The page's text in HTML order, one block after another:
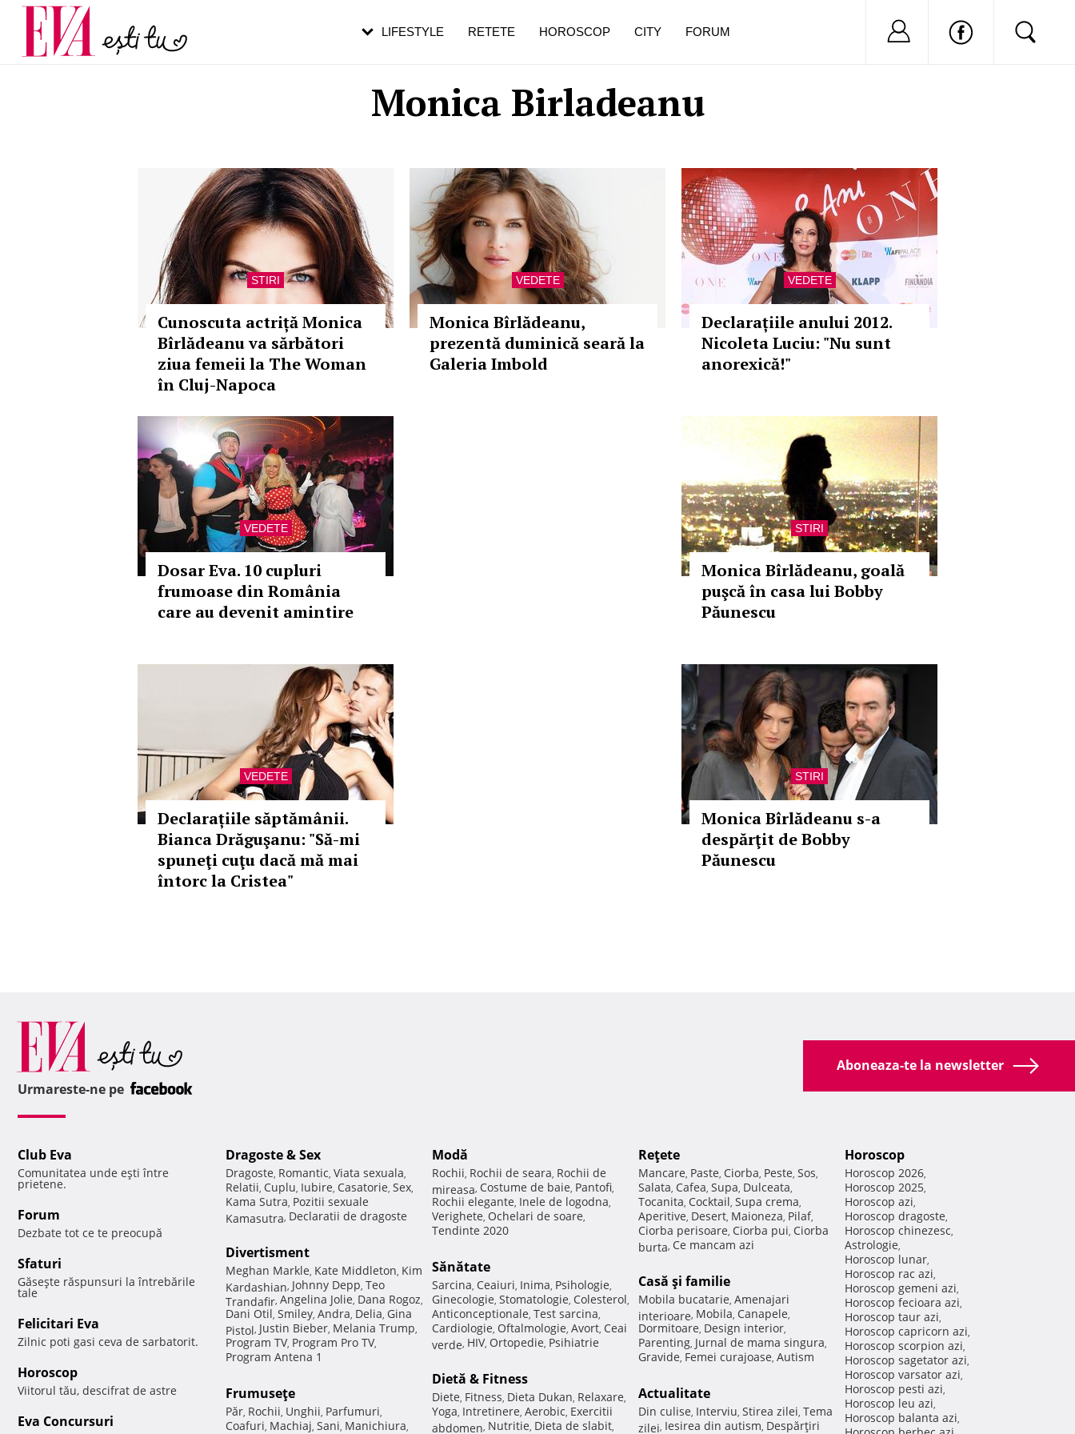
Monica Birladeanu
STIRI
Cunoscuta actriță Monica
Bîrlădeanu va sărbători
ziua femeii la The Woman
în Cluj-Napoca
VEDETE
Monica Bîrlădeanu,
prezentă duminică seară la
Galeria Imbold
VEDETE
Declarațiile anului 2012.
Nicoleta Luciu: "Nu sunt
anorexică!"
VEDETE
Dosar Eva. 10 cupluri
frumoase din România
care au devenit amintire
STIRI
Monica Bîrlădeanu, goală
puşcă în casa lui Bobby
Păunescu
VEDETE
Declarațiile săptămânii.
Bianca Drăguşanu: "Să-mi
spuneţi cuţu dacă mă mai
întorc la Cristea"
STIRI
Monica Bîrlădeanu s-a
despărţit de Bobby
Păunescu
LIFESTYLE RETETE HOROSCOP CITY FORUM Nu ai cont?
Carieră
Actualitate
pe măsură ce înaintezi în vârstă
de dureroasă este investigația
Aboneaza-te la newsletter
Urmareste-ne pe
Club Eva
Comunitatea unde eşti între
prietene.
Forum
Dezbate tot ce te preocupă
Sfaturi
Găseşte răspunsuri la întrebările
tale
Felicitari Eva
Zilnic poti gasi ceva de sarbatorit.
Horoscop
Viitorul tău, descifrat de astre
Eva Concursuri
Dragoste & Sex
Dragoste, Romantic, Viata sexuala,
Relatii, Cuplu, Iubire, Casatorie, Sex,
Kama Sutra, Pozitii sexuale
Kamasutra, Declaratii de dragoste
Divertisment
Meghan Markle, Kate Middleton, Kim
Kardashian, Johnny Depp, Teo
Trandafir, Angelina Jolie, Dana Rogoz,
Dani Otil, Smiley, Andra, Delia, Gina
Pistol, Justin Bieber, Melania Trump,
Program TV, Program Pro TV,
Program Antena 1
Frumuseţe
Păr, Rochii, Unghii, Parfumuri,
Coafuri, Machiaj, Sani, Manichiura,
Modă
Rochii, Rochii de seara, Rochii de
mireasa, Costume de baie, Pantofi,
Rochii elegante, Inele de logodna,
Verighete, Ochelari de soare,
Tendinte 2020
Sănătate
Sarcina, Ceaiuri, Inima, Psihologie,
Ginecologie, Stomatologie, Colesterol,
Anticonceptionale, Test sarcina,
Cardiologie, Oftalmologie, Avort, Ceai
verde, HIV, Ortopedie, Psihiatrie
Dietă & Fitness
Diete, Fitness, Dieta Dukan, Relaxare,
Yoga, Intretinere, Aerobic, Exercitii
abdomen, Nutritie, Dieta de slabit,
Reţete
Mancare, Paste, Ciorba, Peste, Sos,
Salata, Cafea, Supa, Dulceata,
Tocanita, Cocktail, Supa crema,
Aperitive, Desert, Maioneza, Pilaf,
Ciorba perisoare, Ciorba pui, Ciorba
burta, Ce mancam azi
Casă şi familie
Mobila bucatarie, Amenajari
interioare, Mobila, Canapele,
Dormitoare, Design interior,
Parenting, Jurnal de mama singura,
Gravide, Femei curajoase, Autism
Actualitate
Din culise, Interviu, Stirea zilei, Tema
zilei, Iesirea din autism, Despărţiri
Horoscop
Horoscop 2026,
Horoscop 2025,
Horoscop azi,
Horoscop dragoste,
Horoscop chinezesc,
Astrologie,
Horoscop lunar,
Horoscop rac azi,
Horoscop gemeni azi,
Horoscop fecioara azi,
Horoscop taur azi,
Horoscop capricorn azi,
Horoscop scorpion azi,
Horoscop sagetator azi,
Horoscop varsator azi,
Horoscop pesti azi,
Horoscop leu azi,
Horoscop balanta azi,